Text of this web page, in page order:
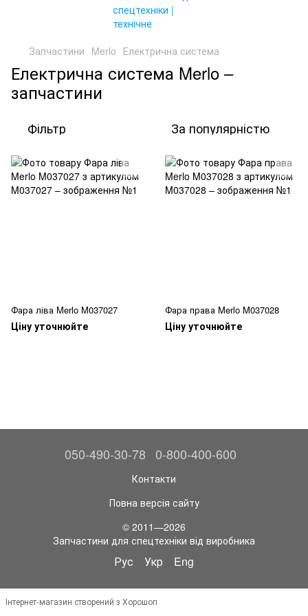
Запчастини Merlo Електрична система
Електрична система Merlo –
запчастини
Фільтр За популярністю
Фара ліва Merlo M037027
Ціну уточнюйте
Фара права Merlo M037028
Ціну уточнюйте
050-490-30-78 0-800-400-600
Контакти
Повна версія сайту
© 2011—2026
Запчастини для спецтехніки від виробника
Рус Укр Eng
Інтернет-магазин створений з Хорошоп